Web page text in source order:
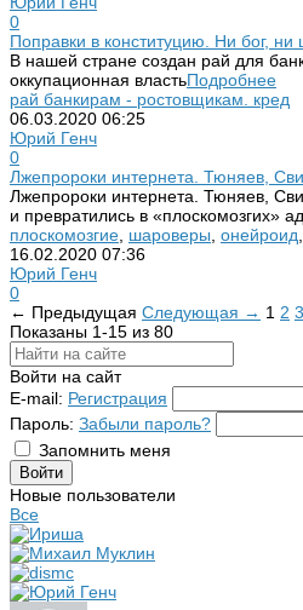
0
Поправки в конституцию. Ни бог, ни
В нашей стране создан рай для
оккупационная властьПодробнее
рай банкирам - ростовщикам. кред
06.03.2020 06:25
Юрий Генч
0
Лжепророки интернета. Тюняев,
Лжепророки интернета. Тюняев,
и превратились в «плоскомозгих»
плоскомозгие шароверы онейроид
16.02.2020 07:36
Юрий Генч
0
← Предыдущая Следующая → 1 2 3
Показаны 1-15 из 80
Войти на сайт
E-mail: Регистрация
Пароль: Забыли пароль?
Запомнить меня
Новые пользователи
Все